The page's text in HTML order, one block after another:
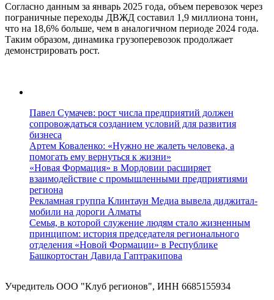
Согласно данным за январь 2025 года, объем перевозок через
пограничные переходы ДВЖД составил 1,9 миллиона тонн,
что на 18,6% больше, чем в аналогичном периоде 2024 года.
Таким образом, динамика грузоперевозок продолжает
демонстрировать рост.
Павел Сумачев: рост числа предприятий должен
сопровождаться созданием условий для развития
бизнеса
Артем Коваленко: «Нужно не жалеть человека, а
помогать ему вернуться к жизни»
«Новая Формация» в Мордовии расширяет
взаимодействие с промышленными предприятиями
региона
Рекламная группа Клинтаун Медиа вывела диджитал-
мобили на дороги Алматы
Семья, в которой служение людям стало жизненным
принципом: история председателя регионального
отделения «Новой Формации» в Республике
Башкортостан Давида Гаптракипова
Учредитель ООО "Клуб регионов", ИНН 6685155934